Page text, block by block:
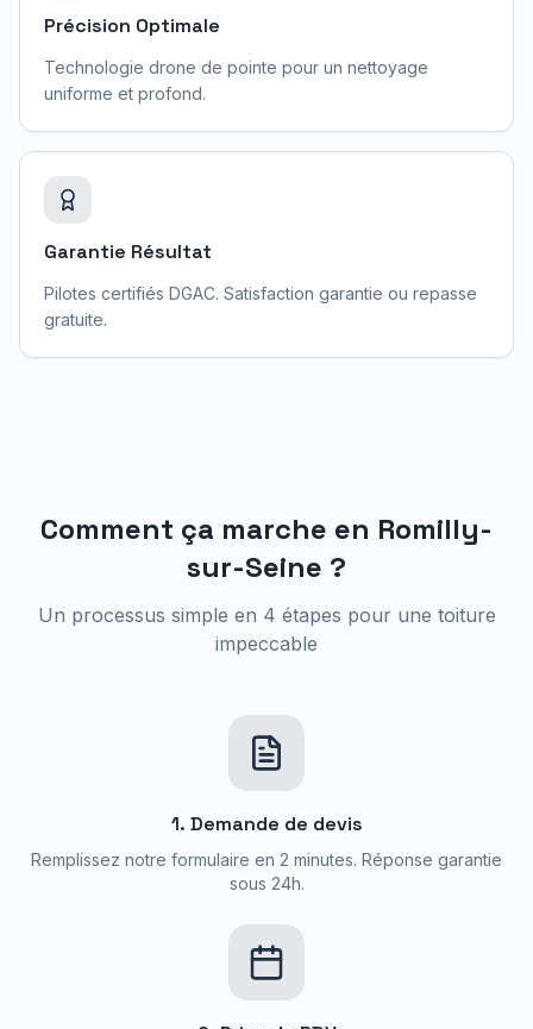
Précision Optimale
Technologie drone de pointe pour un nettoyage
uniforme et profond.
Garantie Résultat
Pilotes certifiés DGAC. Satisfaction garantie ou repasse
gratuite.
Comment ça marche en Romilly-
sur-Seine ?
Un processus simple en 4 étapes pour une toiture
impeccable
1. Demande de devis
Remplissez notre formulaire en 2 minutes. Réponse garantie
sous 24h.